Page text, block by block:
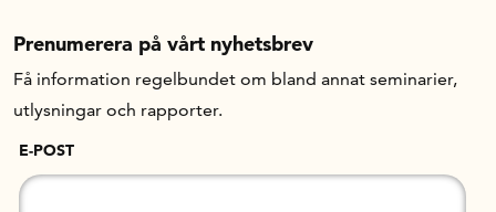
Prenumerera på vårt nyhetsbrev
Få information regelbundet om bland annat seminarier,
utlysningar och rapporter.
E-POST